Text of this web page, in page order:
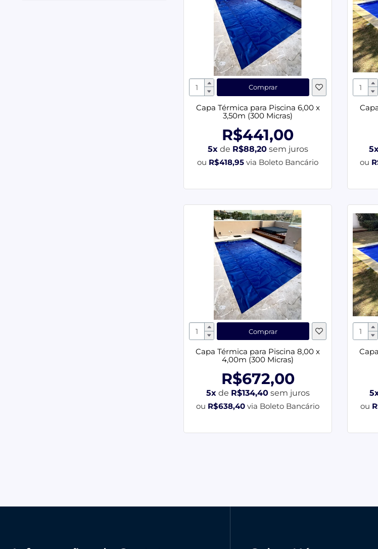
Comprar
Capa Térmica para Piscina 6,00 x
3,50m (300 Micras)
R$441,00
5x de R$88,20sem juros
ou R$418,95 via Boleto Bancário
5x
ou
Comprar
Capa Térmica para Piscina 8,00 x
4,00m (300 Micras)
R$672,00
5xde R$134,40sem juros
ou R$638,40 via Boleto Bancário
ou